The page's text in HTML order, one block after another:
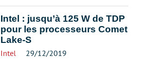
Intel : jusqu’à 125 W de TDP
pour les processeurs Comet
Lake-S
Intel 29/12/2019